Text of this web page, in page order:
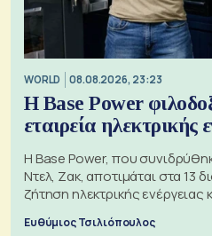
WORLD 08.08.2026, 23:23
Η Base Power
εταιρεία ηλεκτρικής
Η Base Power, που
Ντελ, Ζακ, αποτιμάται στα 13
ζήτηση ηλεκτρικής
Ευθύμιος Τσιλιόπουλος